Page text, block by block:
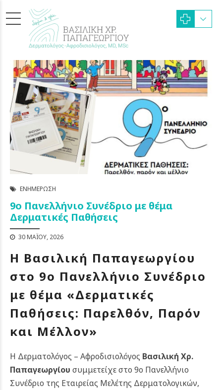
ΕΝΗΜΈΡΩΣΗ
9ο Πανελλήνιο Συνέδριο με θέμα
Δερματικές Παθήσεις
30 ΜΑΪ́ΟΥ, 2026
Η Βασιλική Παπαγεωργίου
στο 9ο Πανελλήνιο Συνέδριο
με θέμα «Δερματικές
Παθήσεις: Παρελθόν, Παρόν
και Μέλλον»
Η Δερματολόγος – Αφροδισιολόγος Βασιλική Χρ.
Παπαγεωργίου συμμετείχε στο 9ο Πανελλήνιο
Συνέδριο της Εταιρείας Μελέτης Δερματολογικών,